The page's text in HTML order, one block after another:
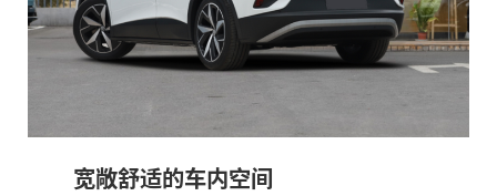
宽敞舒适的车内空间